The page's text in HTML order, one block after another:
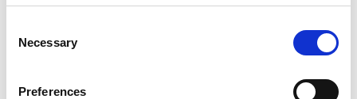
Selection
Necessary
Preferences
tag. Grupper tas emot för att prova på konsten att
papperskonst. Man blir förvånad av hur mycket man